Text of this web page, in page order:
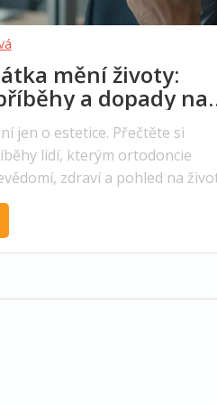
mění životy:
a dopady na
jen o estetice. Přečtěte si
lidí, kterým ortodoncie
zdraví a pohled na
i srovnání.